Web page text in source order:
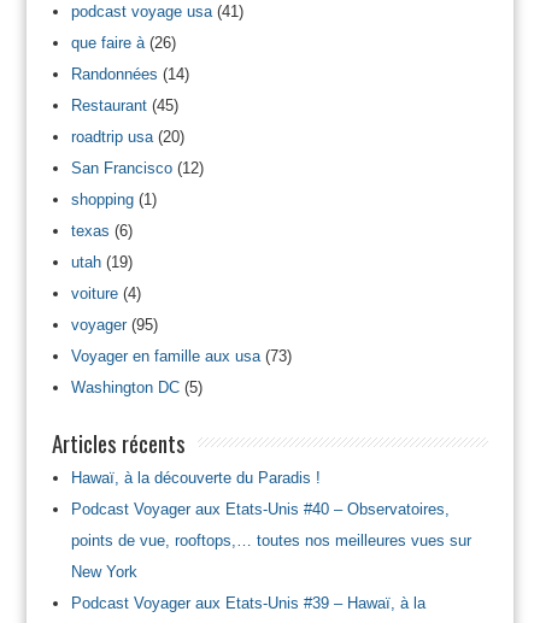
podcast voyage usa(41)
que faire à(26)
Randonnées (14)
Restaurant(45)
roadtrip usa(20)
San Francisco(12)
shopping(1)
texas (6)
utah(19)
voiture(4)
voyager(95)
Voyager en famille aux usa(73)
Washington DC(5)
Articles récents
Hawaï, à la découverte du Paradis !
Podcast Voyager aux Etats-Unis #40 – Observatoires,
points de vue, rooftops,… toutes nos meilleures vues sur
New York
Podcast Voyager aux Etats-Unis #39 – Hawaï, à la